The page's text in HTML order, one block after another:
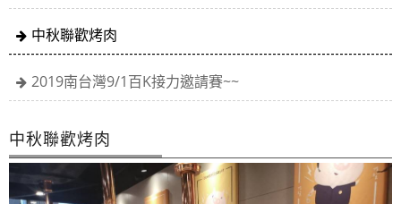
中秋聯歡烤肉
2019南台灣9/1百K接力邀請賽~~
中秋聯歡烤肉